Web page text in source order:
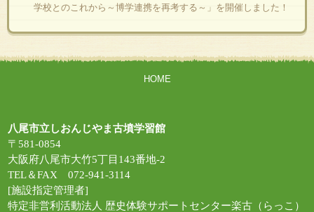
学校とのこれから～博学連携を再考する～」を開催しました！
HOME
八尾市立しおんじやま古墳学習館
〒581-0854
大阪府八尾市大竹5丁目143番地-2
TEL＆FAX 072-941-3114
[施設指定管理者]
特定非営利活動法人 歴史体験サポートセンター楽古（らっこ）